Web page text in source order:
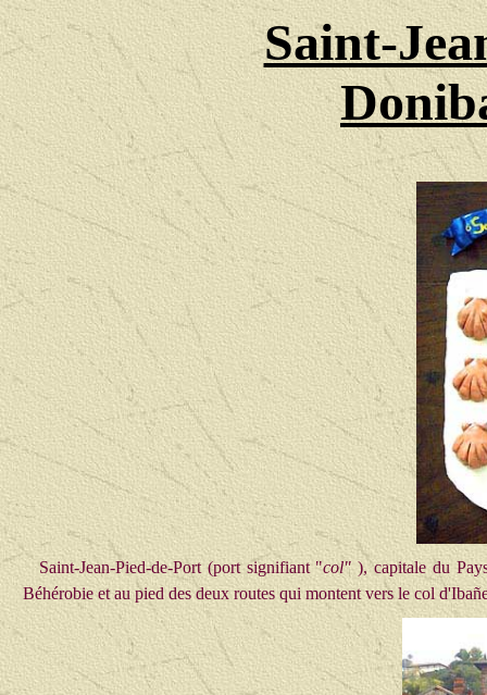
Saint-
Saint-Jean-Pied-de-Port (port signifiant "col"), capitale du
Béhérobie et au pied des deux routes qui montent vers le col